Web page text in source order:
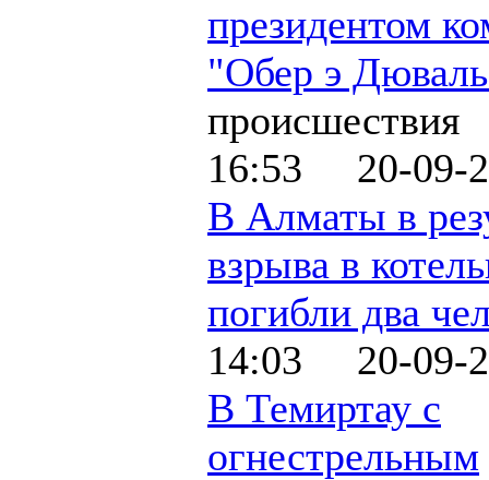
президентом
"Обер э
происшествия
16:53 20-09-
В Алматы в
взрыва в
погибли два
14:03 20-09-
В Темиртау с
огнестрельным